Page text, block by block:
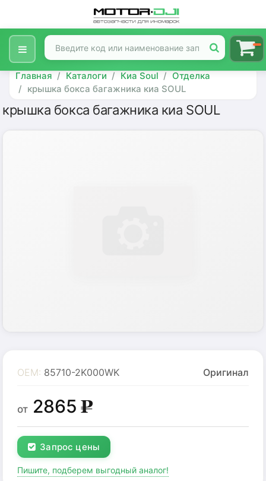
Главная Каталоги Киа Soul
Отделка
крышка бокса багажника киа SOUL
крышка бокса багажника киа SOUL
OEM: 85710-2K000WK Оригинал
от 2865g
Запрос цены
Пишите, подберем выгодный аналог!